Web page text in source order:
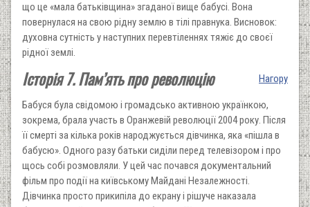
що це «мала батьківщина» згаданої вище бабусі. Вона
повернулася на свою рідну землю в тілі правнука. Висновок:
духовна сутність у наступних перевтіленнях тяжіє до своєї
рідної землі.
Нагору
Історія 7. Пам’ять про революцію
Бабуся була свідомою і громадсько активною українкою,
зокрема, брала участь в Оранжевій революції 2004 року. Після
її смерті за кілька років народжується дівчинка, яка «пішла в
бабусю». Одного разу батьки сиділи перед телевізором і про
щось собі розмовляли. У цей час почався документальний
фільм про події на київському Майдані Незалежності.
Дівчинка просто прикипіла до екрану і рішуче наказала